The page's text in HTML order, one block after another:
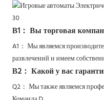
В1： Вы торговая
A1： Мы являемся
развлечений и имеем
В2： Какой у вас
Q2： Мы также являемся